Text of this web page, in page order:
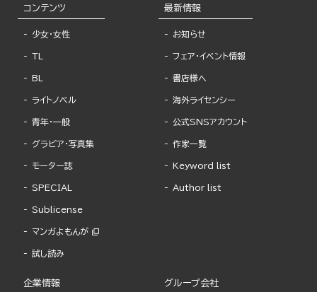
コンテンツ
少女・女性
TL
BL
ライトノベル
青年・一般
グラビア・写真集
モーター誌
SPECIAL
Sublicense
マンガよもんが
試し読み
最新情報
お知らせ
フェア・イベント情報
書店様へ
海外ライセンシー
公式SNSアカウント
作家一覧
Keyword list
Author list
企業情報 グループ会社